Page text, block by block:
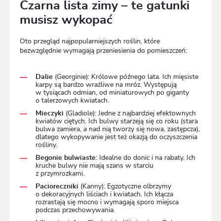
Czarna lista zimy – te gatunki
musisz wykopać
Oto przegląd najpopularniejszych roślin, które
bezwzględnie wymagają przeniesienia do pomieszczeń:
Dalie (Georginie): Królowe późnego lata. Ich mięsiste
karpy są bardzo wrażliwe na mróz. Występują
w tysiącach odmian, od miniaturowych po giganty
o talerzowych kwiatach.
Mieczyki (Gladiole): Jedne z najbardziej efektownych
kwiatów ciętych. Ich bulwy starzeją się co roku (stara
bulwa zamiera, a nad nią tworzy się nowa, zastępcza),
dlatego wykopywanie jest też okazją do oczyszczenia
rośliny.
Begonie bulwiaste: Idealne do donic i na rabaty. Ich
kruche bulwy nie mają szans w starciu
z przymrozkami.
Pacioreczniki (Kanny): Egzotyczne olbrzymy
o dekoracyjnych liściach i kwiatach. Ich kłącza
rozrastają się mocno i wymagają sporo miejsca
podczas przechowywania.